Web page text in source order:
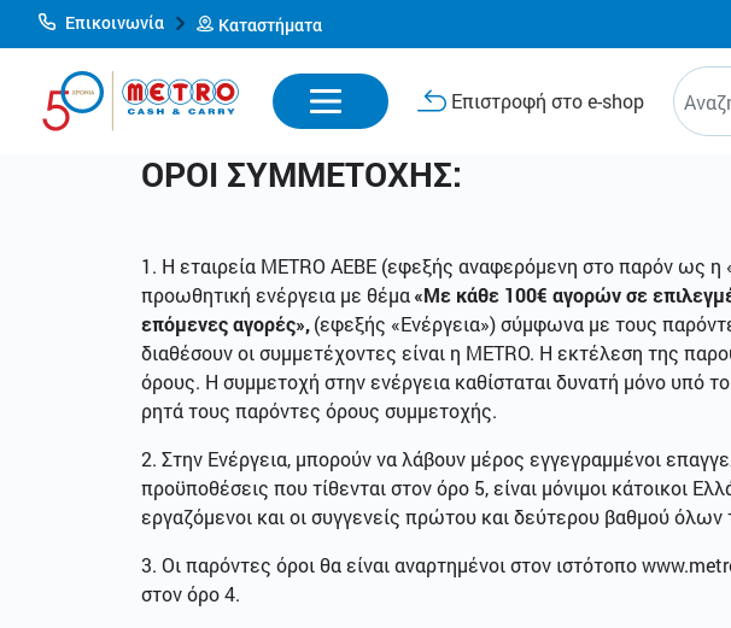
Επικοινωνία Καταστήματα
Επιστροφή στο e-shop
ΟΡΟΙ ΣΥΜΜΕΤΟΧΗΣ:
1. Η εταιρεία MΕΤRΟ AEBE (εφεξής αναφερόμενη στο παρόν ως
προωθητική ενέργεια με θέμα«Με κάθε 100€ αγορών σε
επόμενες αγορές»,(εφεξής «Ενέργεια») σύμφωνα με τους
διαθέσουν οι συμμετέχοντες είναι η MEΤRΟ. Η εκτέλεση της
όρους. Η συμμετοχή στην ενέργεια καθίσταται δυνατή μόνο
ρητά τους παρόντες όρους συμμετοχής.
2. Στην Ενέργεια, μπορούν να λάβουν μέρος εγγεγραμμένοι
προϋποθέσεις που τίθενται στον όρο 5, είναι μόνιμοι κάτοικοι
εργαζόμενοι και οι συγγενείς πρώτου και δεύτερου βαθμού
3. Οι παρόντες όροι θα είναι αναρτημένοι στον ιστότοπο
στον όρο 4.